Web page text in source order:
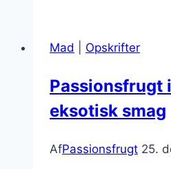
smag
Mad Opskrifter
Passionsfrugt
eksotisk smag
AfPassionsfrugt 25.